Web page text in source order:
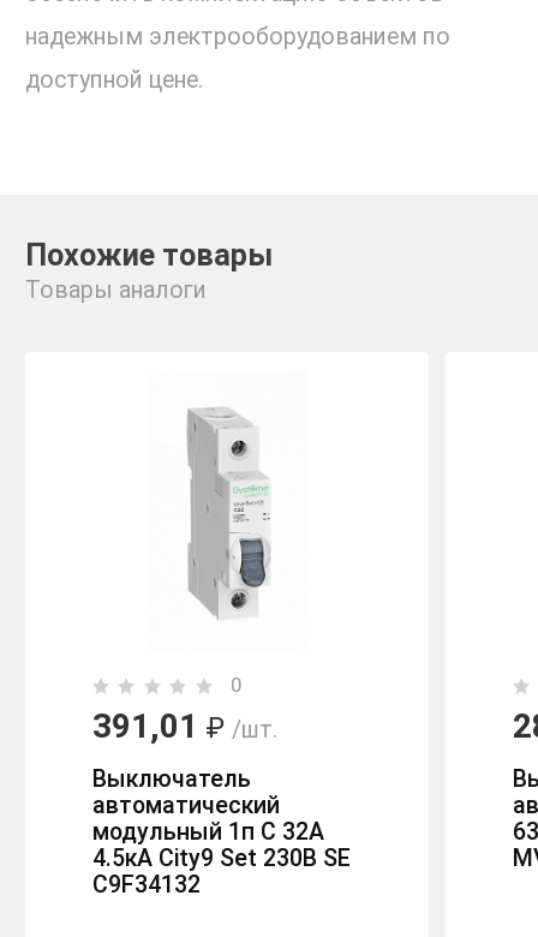
надежным электрооборудованием по
доступной цене.
Похожие товары
Товары аналоги
0
391,01 ₽ /шт.
Выключатель
автоматический
модульный 1п C 32А
4.5кА City9 Set 230В SE
C9F34132